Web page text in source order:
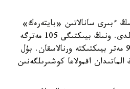
ءبىرى سانالاتىن «بايتەرەك»
مونۋمەنتى 2002-جىلى اشىلدى. ونىڭ بيىكتىگى 105 مەترگە
جەتەدى، ال باقىلاۋ الاڭى 97 مەتر بيىكتىكتە ورنالاسقان. بۇل
الماتىدان اقمولاعا كوشىرىلگەنىن